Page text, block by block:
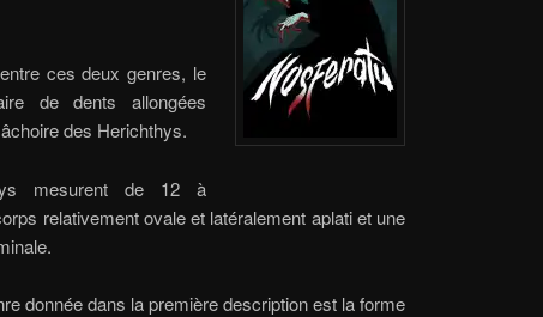
ces deux genres, le
de dents allongées
des Herichthys.
mesurent de 12 à
relativement ovale et latéralement aplati et une
donnée dans la première description est la forme